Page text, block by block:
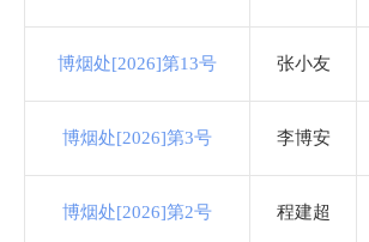
住房和城乡建设局
博烟处[2026]第13号 张小友
博烟处[2026]第3号 李博安
博烟处[2026]第2号 程建超